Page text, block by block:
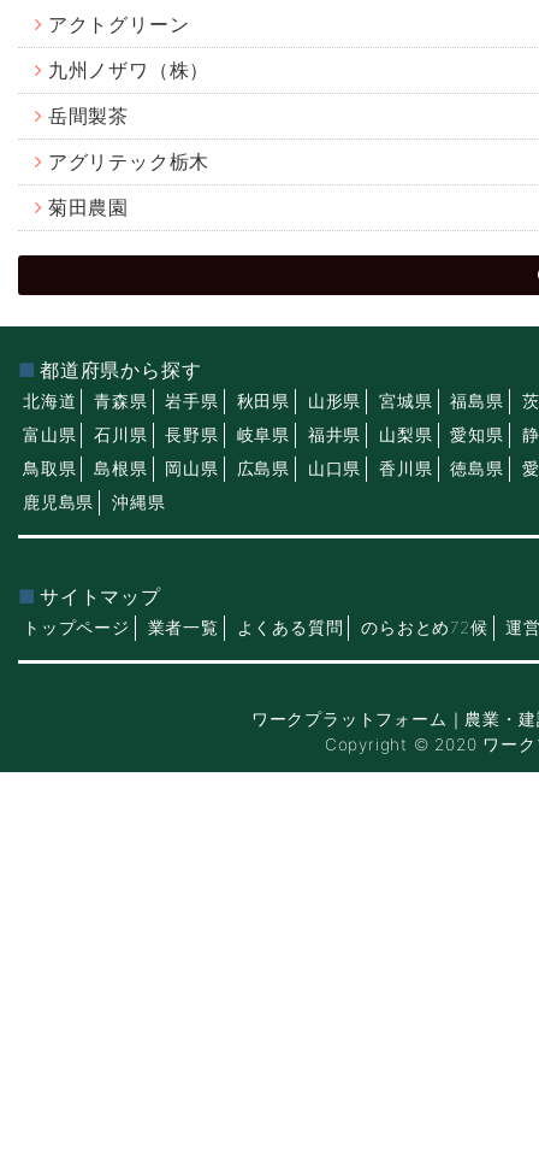
アクトグリーン
九州ノザワ（株）
岳間製茶
アグリテック栃木
菊田農園
都道府県から探す
北海道 青森県 岩手県 秋田県 山形県 宮城県 福島県
富山県
石川県 長野県 岐阜県 福井県 山梨県 愛知県
鳥取県
島根県 岡山県 広島県 山口県 香川県 徳島県
鹿児島県
沖縄県
サイトマップ
トップページ 業者一覧 よくある質問 のらおとめ72候 運
ワークプラットフォーム｜農業・
Copyright © 2020 ワーク